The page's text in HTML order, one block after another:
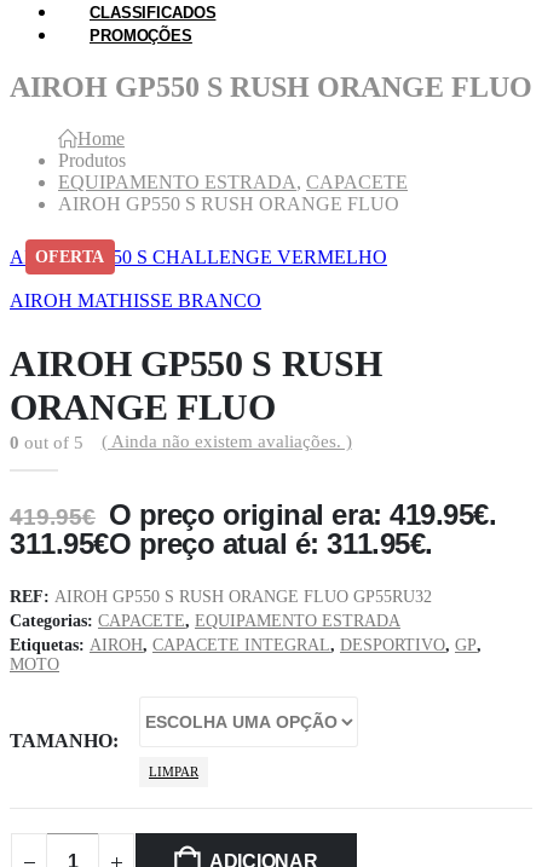
CLASSIFICADOS
PROMOÇÕES
AIROH GP550 S RUSH ORANGE FLUO
Home
Produtos
EQUIPAMENTO ESTRADA, CAPACETE
AIROH GP550 S RUSH ORANGE FLUO
OFERTA
AIROH GP550 S CHALLENGE VERMELHO
AIROH MATHISSE BRANCO
AIROH GP550 S RUSH
ORANGE FLUO
0 out of 5 ( Ainda não existem avaliações. )
419.95€ O preço original era: 419.95€.
311.95€O preço atual é: 311.95€.
REF: AIROH GP550 S RUSH ORANGE FLUO GP55RU32
Categorias: CAPACETE, EQUIPAMENTO ESTRADA
Etiquetas: AIROH, CAPACETE INTEGRAL, DESPORTIVO, GP,
MOTO
TAMANHO
LIMPAR
ADICIONAR